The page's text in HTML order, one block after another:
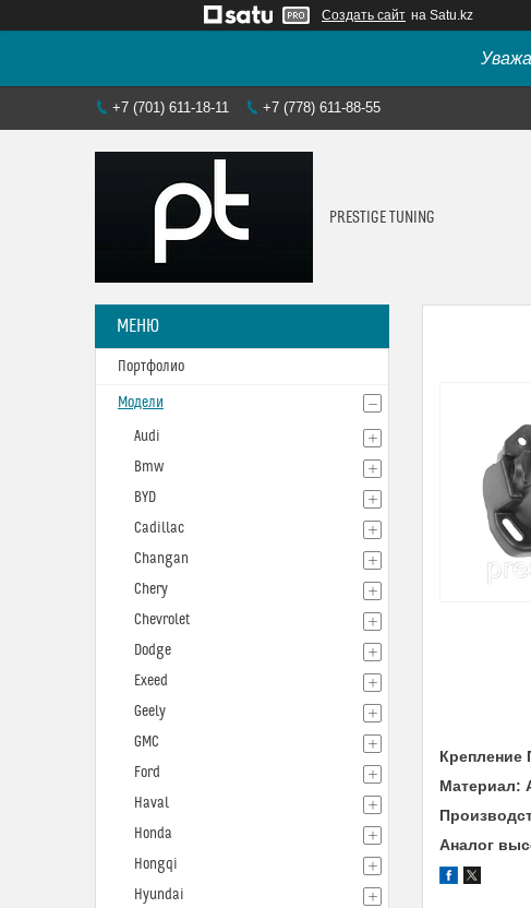
Создать сайт на Satu.kz
+7 (701) 611-18-11 +7 (778) 611-88-55
PRESTIGE TUNING
Крепление
Материал:
Аналог
Портфолио
Модели
Audi
Bmw
BYD
Cadillac
Changan
Chery
Chevrolet
Dodge
Exeed
Geely
GMC
Ford
Haval
Honda
Hongqi
Hyundai